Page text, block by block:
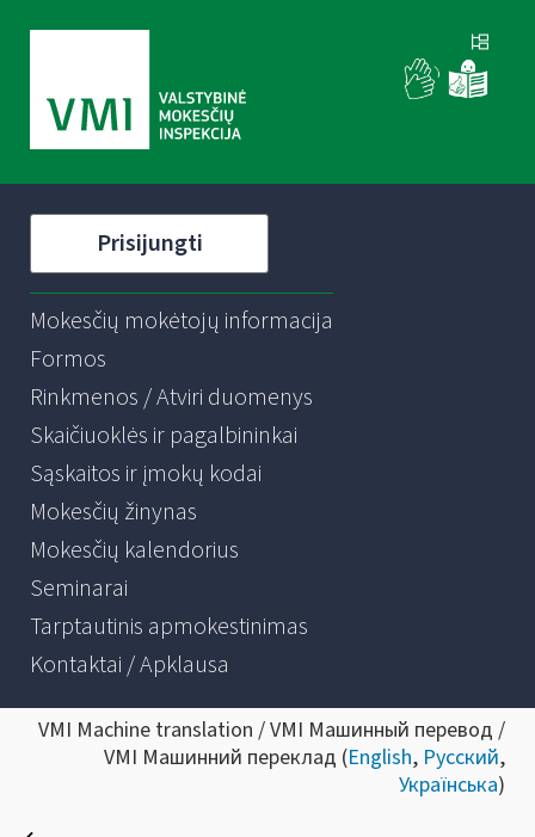
Prisijungti
Mokesčių mokėtojų informacija
Formos
Rinkmenos / Atviri duomenys
Skaičiuoklės ir pagalbininkai
Sąskaitos ir įmokų kodai
Mokesčių žinynas
Mokesčių kalendorius
Seminarai
Tarptautinis apmokestinimas
Kontaktai / Apklausa
VMI Machine translation / VMI Машинный перевод /
VMI Машинний переклад (English, Русский,
Українська)